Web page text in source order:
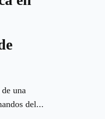
una
del...